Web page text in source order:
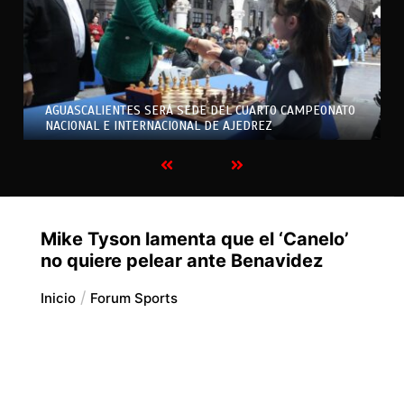
AGUASCALIENTES SERÁ SEDE DEL CUARTO CAMPEONATO
NACIONAL E INTERNACIONAL DE AJEDREZ
Mike Tyson lamenta que el ‘Canelo’
no quiere pelear ante Benavidez
Inicio Forum Sports